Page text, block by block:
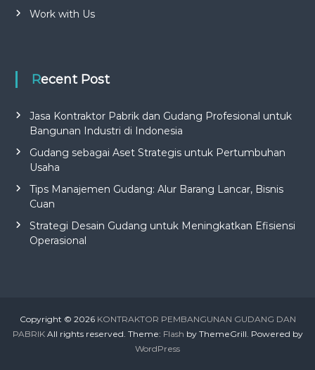
Work with Us
Recent Post
Jasa Kontraktor Pabrik dan Gudang Profesional untuk
Bangunan Industri di Indonesia
Gudang sebagai Aset Strategis untuk Pertumbuhan
Usaha
Tips Manajemen Gudang: Alur Barang Lancar, Bisnis
Cuan
Strategi Desain Gudang untuk Meningkatkan Efisiensi
Operasional
Copyright © 2026 KONTRAKTOR PEMBANGUNAN GUDANG DAN
PABRIKAll rights reserved. Theme: Flash by ThemeGrill. Powered by
WordPress